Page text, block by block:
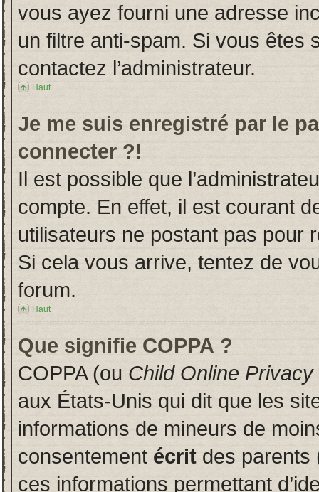
vous ayez fourni une adresse
un filtre anti-spam. Si vous êtes
contactez l’administrateur.
Haut
Je me suis enregistré par le
connecter ?!
Il est possible que
compte. En effet, il est courant
utilisateurs ne postant pas pour
Si cela vous arrive, tentez de
forum.
Haut
Que signifie COPPA ?
COPPA (ou Child Online
aux États-Unis qui dit que les
informations de mineurs de
consentement écrit des parents
ces informations permettant